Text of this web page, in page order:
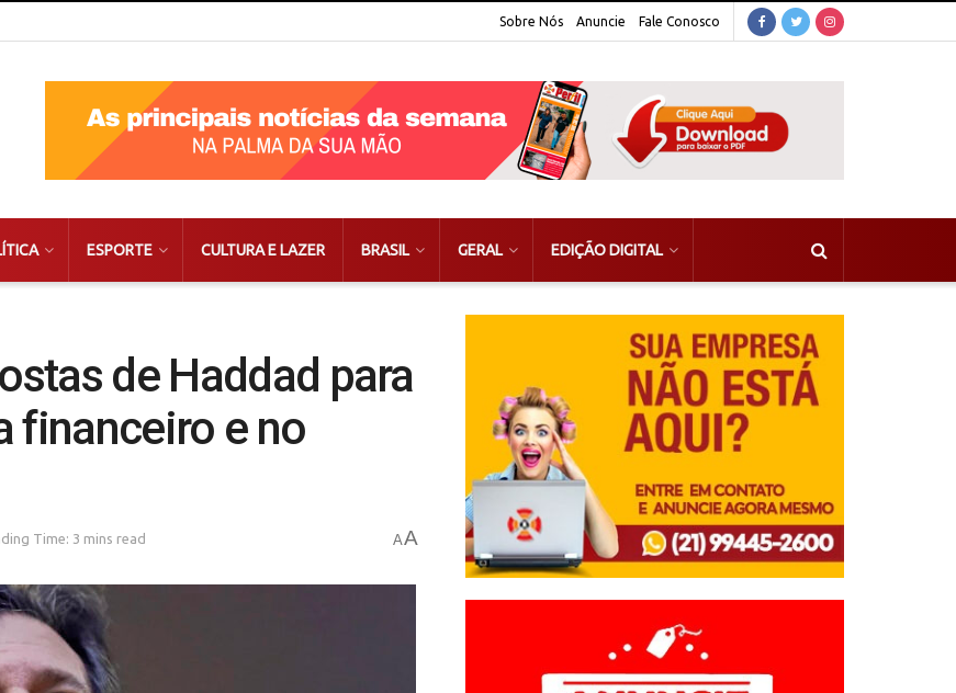
Sobre Nós Anuncie Fale Conosco
ESPORTE CULTURA E LAZER BRASIL GERAL EDIÇÃO DIGITAL
de Haddad para
financeiro e no
Time: 3 mins read AA